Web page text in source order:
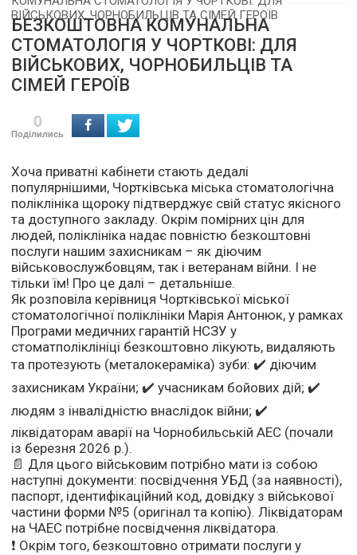
ВІЙСЬКОВИХ, ЧОРНОБИЛЬЦІВ ТА СІМЕЙ ГЕРОЇВ
БЕЗКОШТОВНА КОМУНАЛЬНА
СТОМАТОЛОГІЯ У ЧОРТКОВІ: ДЛЯ
ВІЙСЬКОВИХ, ЧОРНОБИЛЬЦІВ ТА
СІМЕЙ ГЕРОЇВ
0
Поділились
Хоча приватні кабінети стають дедалі
популярнішими, Чортківська міська стоматологічна
поліклініка щороку підтверджує свій статус якісного
та доступного закладу. Окрім помірних цін для
людей, поліклініка надає повністю безкоштовні
послуги нашим захисникам – як діючим
військовослужбовцям, так і ветеранам війни. І не
тільки їм! Про це далі – детальніше.
Як розповіла керівниця Чортківської міської
стоматологічної поліклініки Марія Антонюк, у рамках
Програми медичних гарантій НСЗУ у
стоматполіклініці безкоштовно лікують, видаляють
та протезують (металокераміка) зуби: ✔️ діючим
захисникам України; ✔️ учасникам бойових дій; ✔️
людям з інвалідністю внаслідок війни; ✔️
ліквідаторам аварії на Чорнобильській АЕС (почали
із березня 2026 р.).
📄 Для цього військовим потрібно мати із собою
наступні документи: посвідчення УБД (за наявності),
паспорт, ідентифікаційний код, довідку з військової
частини форми №5 (оригінал та копію). Ліквідаторам
на ЧАЕС потрібне посвідчення ліквідатора.
❗️ Окрім того, безкоштовно отримати послуги у